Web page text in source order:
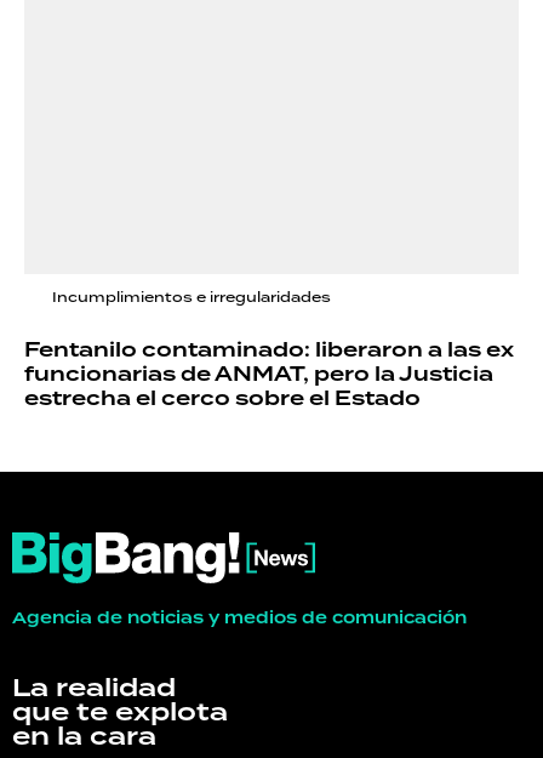
Incumplimientos e irregularidades
Fentanilo contaminado: liberaron a las ex
funcionarias de ANMAT, pero la Justicia
estrecha el cerco sobre el Estado
Agencia de noticias y medios de comunicación
La realidad
que te explota
en la cara